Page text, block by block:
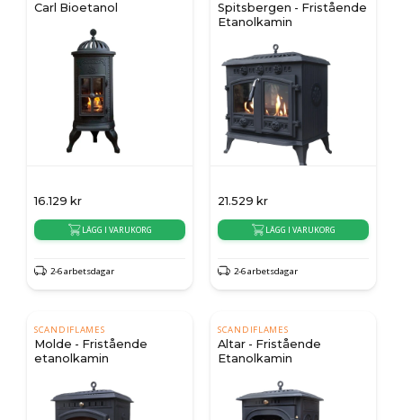
Carl Bioetanol
16.129 kr
LÄGG I VARUKORG
2-6 arbetsdagar
Spitsbergen - Fristående
Etanolkamin
21.529 kr
LÄGG I VARUKORG
2-6 arbetsdagar
SCANDIFLAMES
Molde - Fristående
etanolkamin
SCANDIFLAMES
Altar - Fristående
Etanolkamin